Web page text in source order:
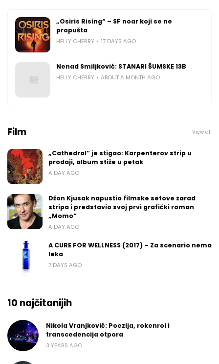
„Osiris Rising“ – SF noar koji se ne
propušta
HELLY CHERRY 17 DAYS AGO
Nenad Smiljković: STANARI ŠUMSKE 13B
HELLY CHERRY ABOUT A MONTH AGO
Film View all
„Cathedral“ je stigao: Karpenterov strip u
prodaji, album stiže u petak
A DAY AGO
Džon Kjusak napustio filmske setove zarad
stripa i predstavio svoj prvi grafički roman
„Momo“
A DAY AGO
A CURE FOR WELLNESS (2017) – Za scenario nema
leka
7 DAYS AGO
10 najčitanijih
Nikola Vranjković: Poezija, rokenrol i
transcedencija otpora
3 YEARS AGO